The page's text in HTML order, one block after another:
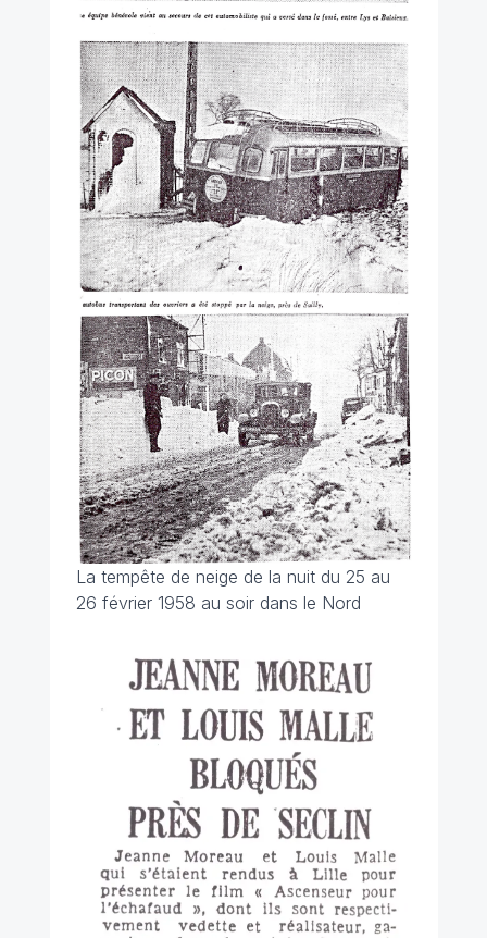
La tempête de neige de la nuit du 25 au
26 février 1958 au soir dans le Nord